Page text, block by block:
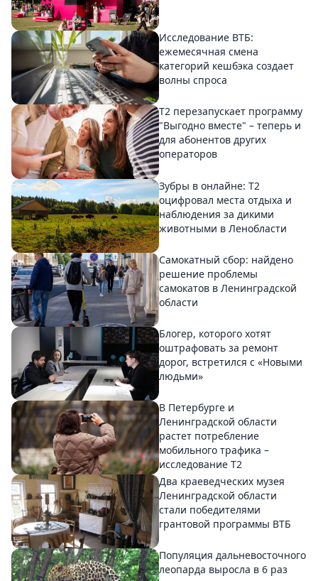
Исследование ВТБ:
ежемесячная смена
категорий кешбэка создает
волны спроса
Т2 перезапускает программу
"Выгодно вместе" – теперь и
для абонентов других
операторов
Зубры в онлайне: Т2
оцифровал места отдыха и
наблюдения за дикими
животными в Ленобласти
Самокатный сбор: найдено
решение проблемы
самокатов в Ленинградской
области
Блогер, которого хотят
оштрафовать за ремонт
дорог, встретился с «Новыми
людьми»
В Петербурге и
Ленинградской области
растет потребление
мобильного трафика –
исследование T2
Два краеведческих музея
Ленинградской области
стали победителями
грантовой программы ВТБ
Популяция дальневосточного
леопарда выросла в 6 раз